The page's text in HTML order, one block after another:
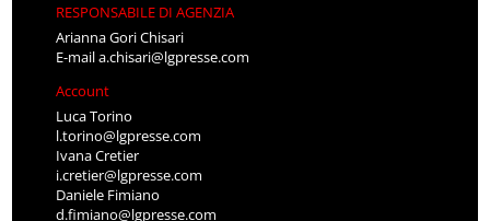
RESPONSABILE DI AGENZIA
Arianna Gori Chisari
E-maila.chisari@lgpresse.com
Account
Luca Torino
l.torino@lgpresse.com
Ivana Cretier
i.cretier@lgpresse.com
Daniele Fimiano
d.fimiano@lgpresse.com